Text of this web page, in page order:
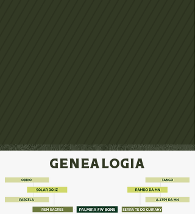
GENEALOGIA